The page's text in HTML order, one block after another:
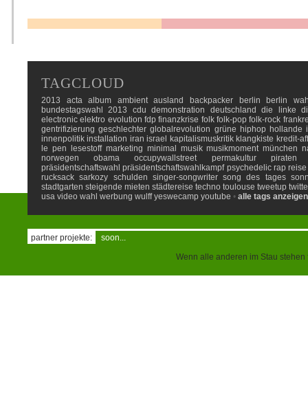
TAGCLOUD
2013 acta album ambient ausland backpacker berlin
berlin
bundestagswahl 2013
cdu demonstration deutschland die linke
electronic elektro evolution fdp finanzkrise folk folk-pop folk-rock
gentrifizierung geschlechter globalrevolution grüne hiphop hollande
innenpolitik installation iran israel kapitalismuskritik klangkiste kredit-
le pen
lesestoff marketing minimal musik musikmoment münchen
norwegen
obama occupywallstreet permakultur
piraten
präsidentschaftswahl präsidentschaftswahlkampf psychedelic rap reise
rucksack sarkozy schulden singer-songwriter song des tages
stadtgarten steigende mieten städtereise techno toulouse tweetup
usa video wahl werbung wulff yeswecamp youtube • alle tags anzeigen
partner projekte:
soon...
Wenn alle anderen im Stau